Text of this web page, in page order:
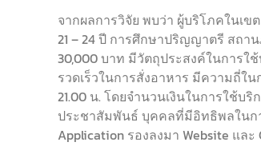
จากผลการวิจัย พบว่า ผู้บริโภคในเ
21 – 24 ปี การศึกษาปริญญาตรี สถา
30,000 บาท มีวัตถุประสงค์ในการใ
รวดเร็วในการสั่งอาหาร มีความถี่ใน
21.00 น. โดยจำนวนเงินในการใช้
ประชาสัมพันธ์ บุคคลที่มีอิทธิพลในก
Application รองลงมา Website แล